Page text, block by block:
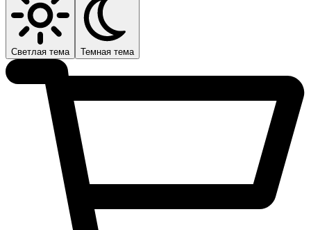
Светлая тема Темная тема